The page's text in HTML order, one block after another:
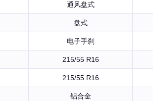
通风盘式
盘式
电子手刹
215/55 R16
215/55 R16
铝合金